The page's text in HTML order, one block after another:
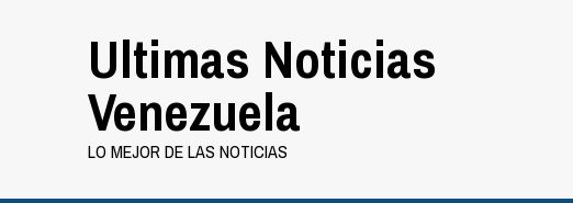
Ultimas Noticias
Venezuela
LO MEJOR DE LAS NOTICIAS